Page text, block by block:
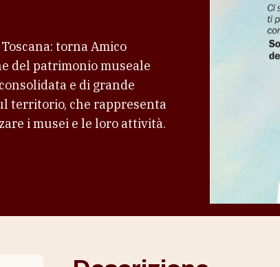
torna Amico
del patrimonio museale
e di grande
territorio, che rappresenta
i musei e le loro attività.